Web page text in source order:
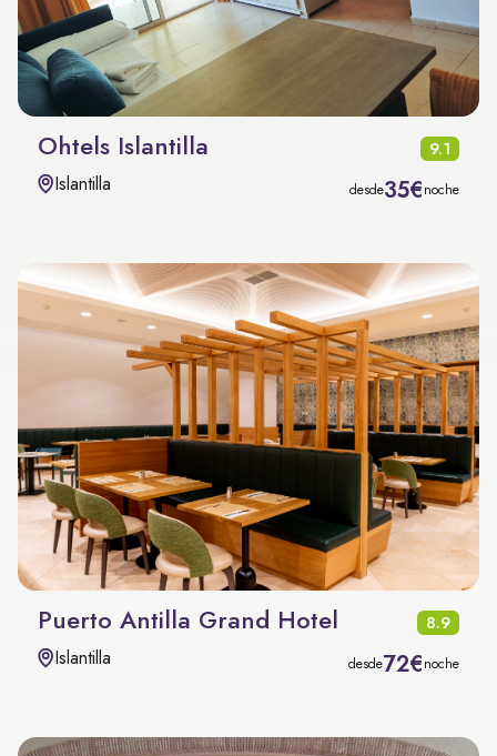
Ohtels Islantilla 9.1
Islantilla desde35€noche
Puerto Antilla Grand Hotel 8.9
Islantilla desde72€noche